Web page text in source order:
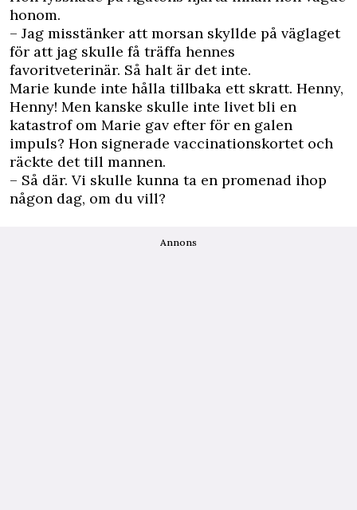
honom.
– Jag misstänker att morsan skyllde på väglaget
för att jag skulle få träffa hennes
favoritveterinär. Så halt är det inte.
Marie kunde inte hålla tillbaka ett skratt. Henny,
Henny! Men kanske skulle inte livet bli en
katastrof om Marie gav efter för en galen
impuls? Hon signerade vaccinationskortet och
räckte det till mannen.
– Så där. Vi skulle kunna ta en promenad ihop
någon dag, om du vill?
Annons